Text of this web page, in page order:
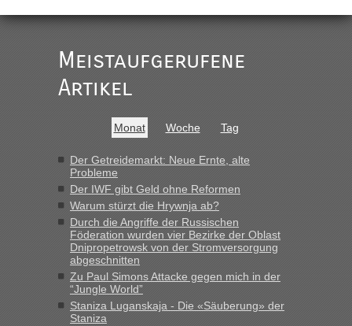
Ist korrekt, aber ich finde man hätte trotzdem im Text gleich
darauf hinweisen können.
War aber nicht "böse" gemeint ...
buchbar - warum auch immer ...
Hab´s versucht - bekomme aber immer angezeigt "auf dieser
Strecke fahren wir nicht"
inBerichte und Reisetipps • Re: Mit dem Zug in
die Ukraine
„Man sollte aber explizit dazu schreiben, daß es ein Zug von
LeoExpress ist - und nur auf deren Webseite kann man die
Fahrkarten kaufen. Zumindest ist es die erste Umsteigefreie
Verbindung von Deutschland...“
Meistaufgerufene
Artikel
Monat Woche Tag
Der Getreidemarkt: Neue Ernte, alte
Probleme
Der IWF gibt Geld ohne Reformen
Warum stürzt die Hrywnja ab?
Durch die Angriffe der Russischen
Föderation wurden vier Bezirke der Oblast
Dnipropetrowsk von der Stromversorgung
abgeschnitten
Zu Paul Simons Attacke gegen mich in der
“Jungle World”
Staniza Luganskaja - Die «Säuberung» der
Staniza